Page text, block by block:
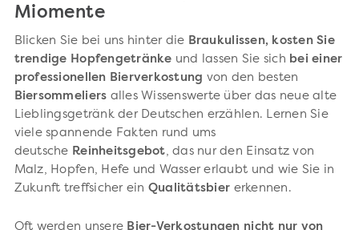
Miomente
Blicken Sie bei uns hinter die Braukulissen, kosten Sie
trendige Hopfengetränke und lassen Sie sich bei einer
professionellen Bierverkostung von den besten
Biersommeliers alles Wissenswerte über das neue alte
Lieblingsgetränk der Deutschen erzählen. Lernen Sie
viele spannende Fakten rund ums
deutsche Reinheitsgebot, das nur den Einsatz von
Malz, Hopfen, Hefe und Wasser erlaubt und wie Sie in
Zukunft treffsicher ein Qualitätsbier erkennen.
Oft werden unsere Bier-Verkostungen nicht nur von